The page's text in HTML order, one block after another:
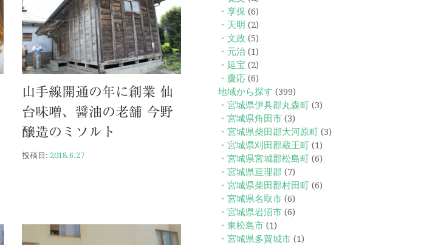
山手線開通の年に創業 仙
台味噌、醤油の老舗 今野
醸造のミソルト
投稿日: 2018.6.27
・享保 (6)
・天明 (2)
・文政 (5)
・元治(1)
・延宝 (2)
・慶応(6)
地域から探す (399)
・宮城県伊具郡丸森町(3)
・宮城県角田市(3)
・宮城県柴田郡大河原町(3)
・宮城県刈田郡蔵王町(1)
・宮城県宮城郡松島町(6)
・宮城県亘理郡 (7)
・宮城県柴田郡村田町(6)
・宮城県名取市(6)
・宮城県岩沼市(6)
・東松島市(1)
・宮城県多賀城市(1)